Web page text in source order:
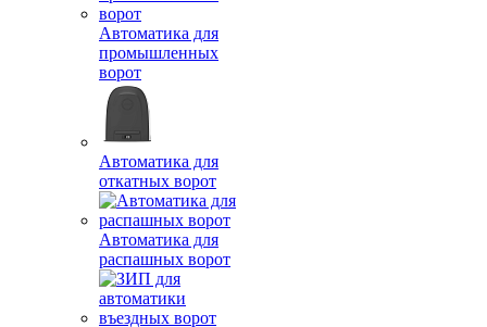
Автоматика для
промышленных
ворот
Автоматика для
откатных ворот
Автоматика для
распашных ворот